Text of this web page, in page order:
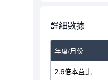
詳細數據
年度/月份
2025/07
2.6倍本益比
146.82